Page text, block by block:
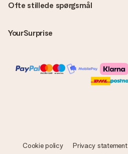
Ofte stillede spørgsmål
YourSurprise
Cookie policy Privacy statement